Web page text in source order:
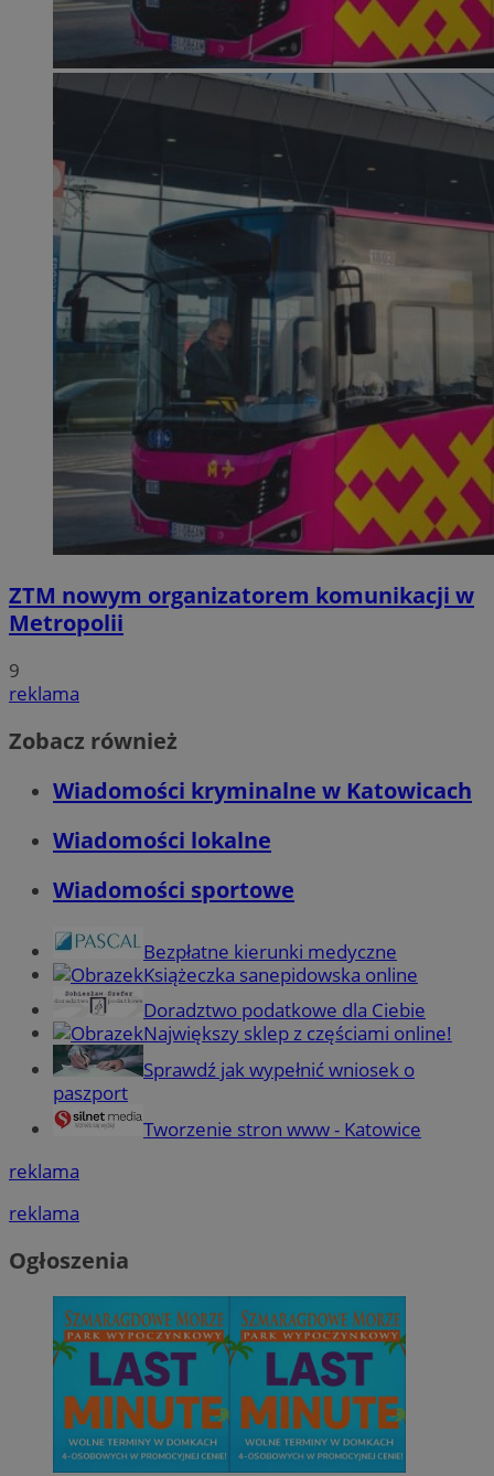
ZTM nowym organizatorem komunikacji w
Metropolii
9
reklama
Zobacz również
Wiadomości kryminalne w Katowicach
Wiadomości lokalne
Wiadomości sportowe
Bezpłatne kierunki medyczne
Książeczka sanepidowska online
Doradztwo podatkowe dla Ciebie
Największy sklep z częściami online!
Sprawdź jak wypełnić wniosek o
paszport
Tworzenie stron www - Katowice
reklama
reklama
Ogłoszenia